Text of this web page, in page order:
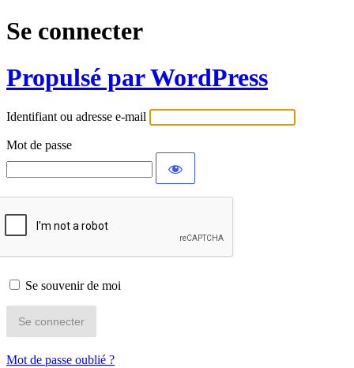
Se connecter
Propulsé par WordPress
Identifiant ou adresse e-mail
Mot de passe
Se souvenir de moi
Mot de passe oublié ?